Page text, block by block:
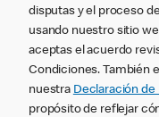
disputas y el proceso
usando nuestro sitio
aceptas el acuerdo
Condiciones. También
nuestra Declaración de
propósito de reflejar